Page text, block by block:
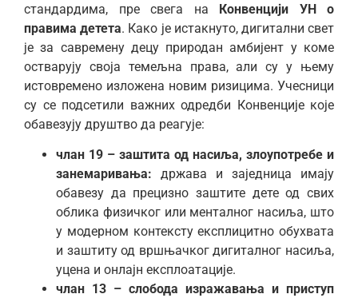
стандардима, пре свега на Конвенцији УН о
правима детета. Како је истакнуто, дигитални свет
је за савремену децу природан амбијент у коме
остварују своја темељна права, али су у њему
истовремено изложена новим ризицима. Учесници
су се подсетили важних одредби Конвенције које
обавезују друштво да реагује:
члан 19 – заштита од насиља, злоупотребе и
занемаривања: држава и заједница имају
обавезу да прецизно заштите дете од свих
облика физичког или менталног насиља, што
у модерном контексту експлицитно обухвата
и заштиту од вршњачког дигиталног насиља,
уцена и онлајн експлоатације.
члан 13 – слобода изражавања и приступ